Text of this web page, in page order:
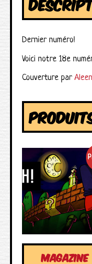
Dernier numéro!
Voici notre 18e
Couverture par
MAGAZINE